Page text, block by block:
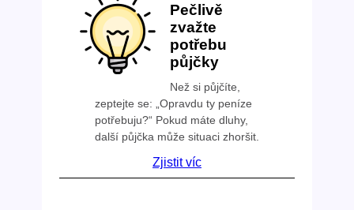
Pečlivě
zvažte
potřebu
půjčky
Než si půjčíte,
zeptejte se: „Opravdu ty peníze
potřebuju?“ Pokud máte dluhy,
další půjčka může situaci zhoršit.
Zjistit víc